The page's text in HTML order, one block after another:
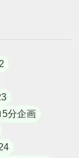
5分企画